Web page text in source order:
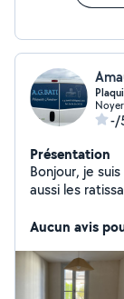
-/
Présentation
Bonjour, je
aussi les
Aucun avis